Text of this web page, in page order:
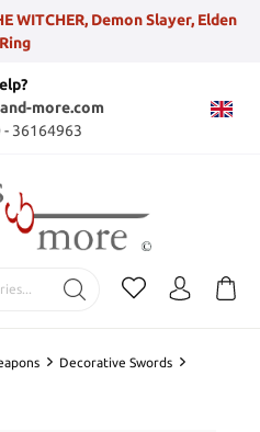
Demon Slayer, Elden
Ring
more.com
- 36164963
Decorative Swords